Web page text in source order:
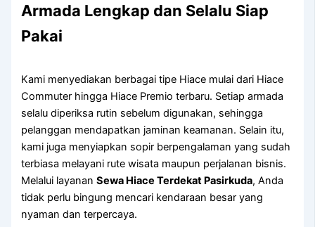
Armada Lengkap dan Selalu Siap
Pakai
Kami menyediakan berbagai tipe Hiace mulai dari Hiace
Commuter hingga Hiace Premio terbaru. Setiap armada
selalu diperiksa rutin sebelum digunakan, sehingga
pelanggan mendapatkan jaminan keamanan. Selain itu,
kami juga menyiapkan sopir berpengalaman yang sudah
terbiasa melayani rute wisata maupun perjalanan bisnis.
Melalui layananSewa Hiace Terdekat Pasirkuda, Anda
tidak perlu bingung mencari kendaraan besar yang
nyaman dan terpercaya.